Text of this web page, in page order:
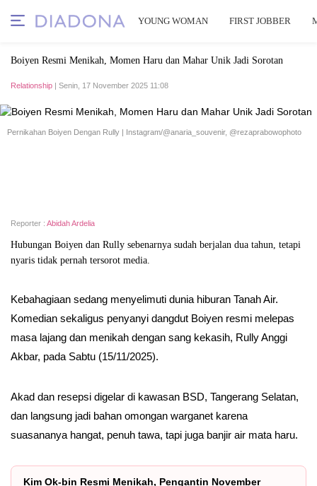
YOUNG WOMAN FIRST JOBBER
Boiyen Resmi Menikah, Momen Haru dan Mahar Unik Jadi Sorotan
Relationship | Senin, 17 November 2025 11:08
Pernikahan Boiyen Dengan Rully | Instagram/@anaria_souvenir, @rezaprabowophoto
Reporter : Abidah Ardelia
Hubungan Boiyen dan Rully sebenarnya sudah berjalan dua tahun, tetapi
nyaris tidak pernah tersorot media.
Kebahagiaan sedang menyelimuti dunia hiburan Tanah Air.
Komedian sekaligus penyanyi dangdut Boiyen resmi melepas
masa lajang dan menikah dengan sang kekasih, Rully Anggi
Akbar, pada Sabtu (15/11/2025).
Akad dan resepsi digelar di kawasan BSD, Tangerang Selatan,
dan langsung jadi bahan omongan warganet karena
suasananya hangat, penuh tawa, tapi juga banjir air mata haru.
Kim Ok-bin Resmi Menikah, Pengantin November